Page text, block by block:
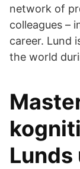
network of
colleagues –
career. Lund
the world